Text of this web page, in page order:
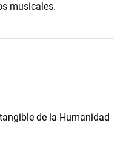
musicales.